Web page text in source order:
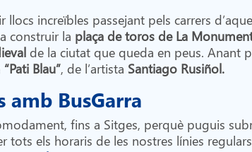
llocs increïbles passejant pels carrers
construir la plaça de toros de La
de la ciutat que queda en peus. Anant
“Pati Blau”, de l’artista Santiago Rusiñol.
amb BusGarra
fins a Sitges, perquè puguis
tots els horaris de les nostres línies regulars